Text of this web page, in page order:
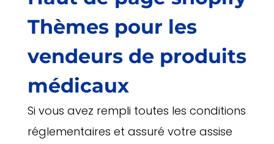
Thèmes pour les
vendeurs de produits
médicaux
Si vous avez rempli toutes les conditions
réglementaires et assuré votre assise